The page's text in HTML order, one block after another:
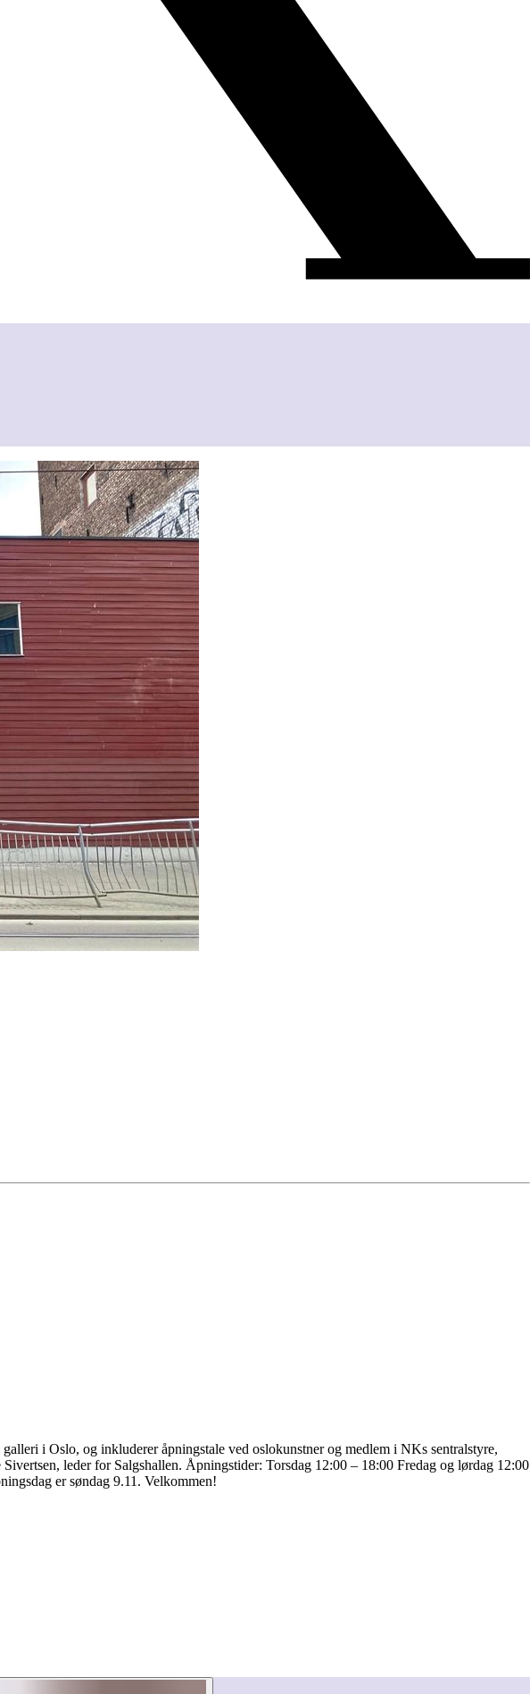
i Oslo, og inkluderer åpningstale ved oslokunstner og medlem i NKs sentralstyre,
leder for Salgshallen. Åpningstider: Torsdag 12:00 – 18:00 Fredag og lørdag 12:00
er søndag 9.11. Velkommen!